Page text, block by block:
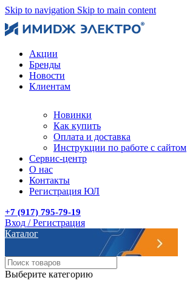
Skip to navigation Skip to main content
Акции
Бренды
Новости
Клиентам
Новинки
Как купить
Оплата и доставка
Инструкции по работе с сайтом
Сервис-центр
О нас
Контакты
Регистрация ЮЛ
+7 (917) 795-79-19
Вход / Регистрация
Каталог
Выберите категорию